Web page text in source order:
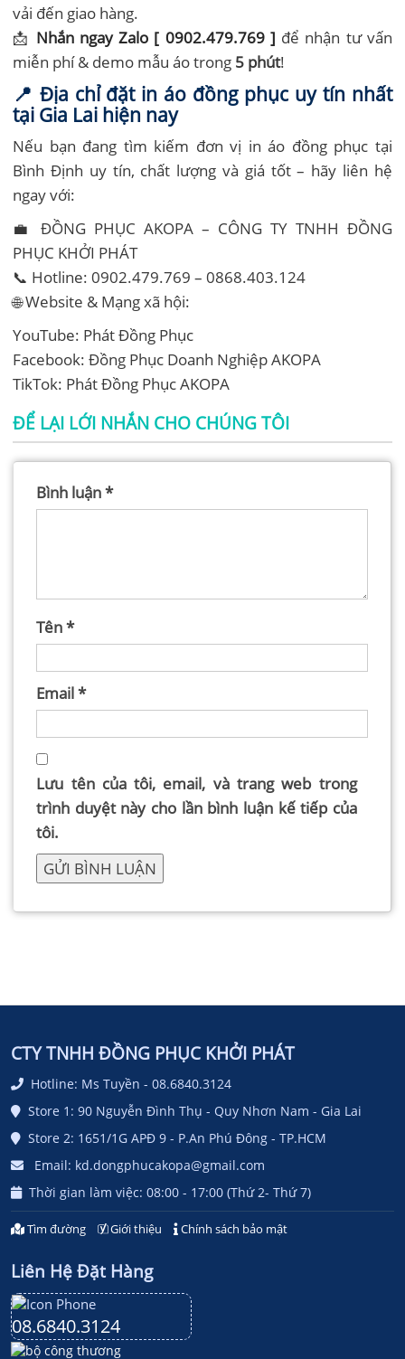
vải đến giao hàng.
📩 Nhắn ngay Zalo [ 0902.479.769 ] để nhận tư vấn
miễn phí & demo mẫu áo trong 5 phút!
📍 Địa chỉ đặt in áo đồng phục uy tín nhất
tại Gia Lai hiện nay
Nếu bạn đang tìm kiếm đơn vị in áo đồng phục tại
Bình Định uy tín, chất lượng và giá tốt – hãy liên hệ
ngay với:
💼 ĐỒNG PHỤC AKOPA – CÔNG TY TNHH ĐỒNG
PHỤC KHỞI PHÁT
📞 Hotline: 0902.479.769 – 0868.403.124
🌐 Website & Mạng xã hội:
YouTube: Phát Đồng Phục
Facebook: Đồng Phục Doanh Nghiệp AKOPA
TikTok: Phát Đồng Phục AKOPA
ĐỂ LẠI LỚI NHẮN CHO CHÚNG TÔI
Bình luận*
Tên*
Email*
Lưu tên của tôi, email, và trang web trong
trình duyệt này cho lần bình luận kế tiếp của
tôi.
CTY TNHH ĐỒNG PHỤC KHỞI PHÁT
Hotline: Ms Tuyền - 08.6840.3124
Store 1: 90 Nguyễn Đình Thụ - Quy Nhơn Nam - Gia Lai
Store 2: 1651/1G APĐ 9 - P.An Phú Đông - TP.HCM
Email: kd.dongphucakopa@gmail.com
Thời gian làm việc: 08:00 - 17:00 (Thứ 2- Thứ 7)
Tìm đường Giới thiệu Chính sách bảo mật
Liên Hệ Đặt Hàng
08.6840.3124